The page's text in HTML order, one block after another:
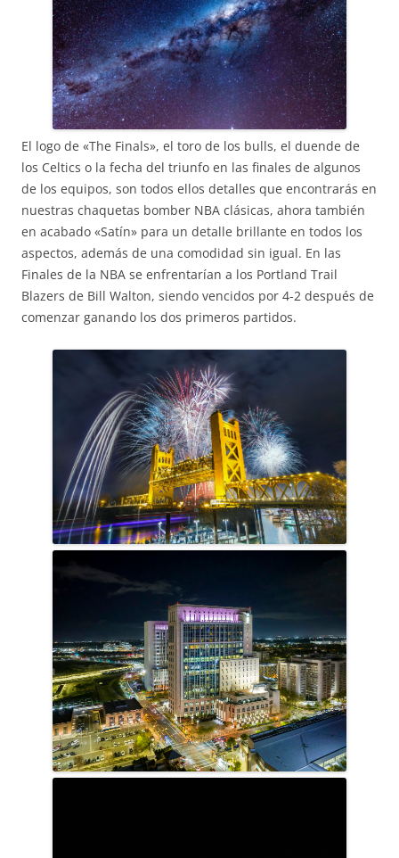
El logo de «The Finals», el toro de los bulls, el duende de
los Celtics o la fecha del triunfo en las finales de algunos
de los equipos, son todos ellos detalles que encontrarás en
nuestras chaquetas bomber NBA clásicas, ahora también
en acabado «Satín» para un detalle brillante en todos los
aspectos, además de una comodidad sin igual. En las
Finales de la NBA se enfrentarían a los Portland Trail
Blazers de Bill Walton, siendo vencidos por 4-2 después de
comenzar ganando los dos primeros partidos.